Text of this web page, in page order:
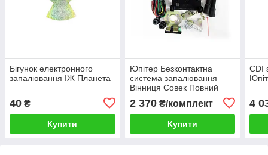
Бігунок електронного
запалювання ІЖ Планета
40 ₴
Купити
Юпітер Безконтактна
система запалювання
Вінниця Совек Повний
2 370₴/комплект
Купити
CDI
4